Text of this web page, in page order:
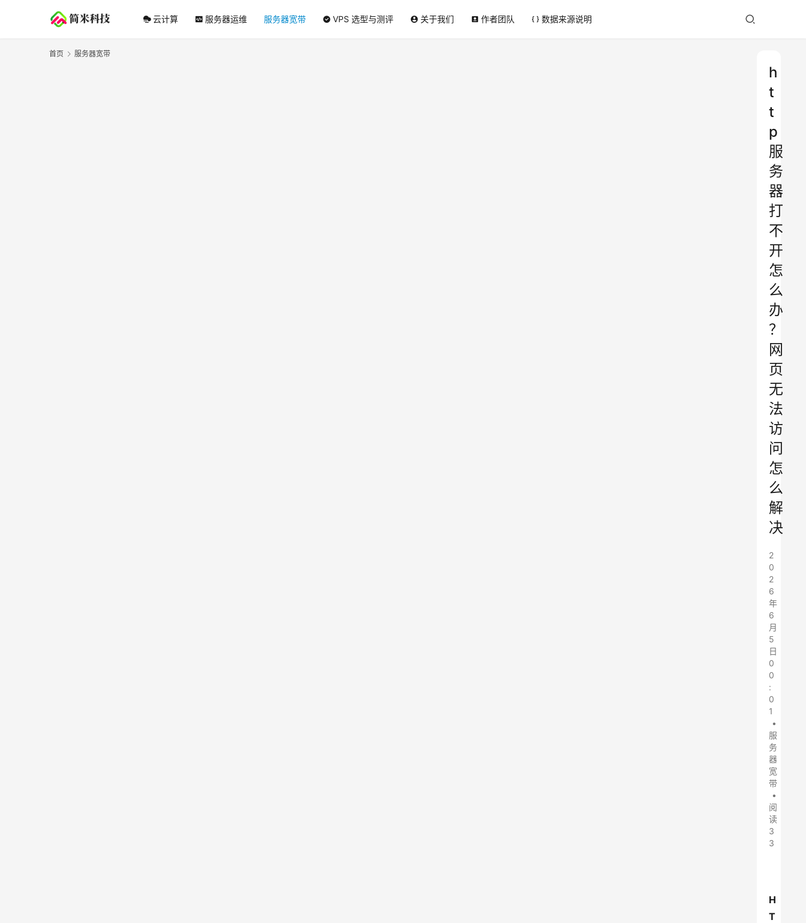
云计算 服务器运维 服务器宽带 VPS 选型与测评 关于我们 作者团队 数据来源说明
首页 服务器宽带
h
t
t
p
服
务
器
打
不
开
怎
么
办
？
网
页
无
法
访
问
怎
么
解
决
2
0
2
6
年
6
月
5
日
0
0
:
0
1
•
服
务
器
宽
带
•
阅
读
3
3
H
T